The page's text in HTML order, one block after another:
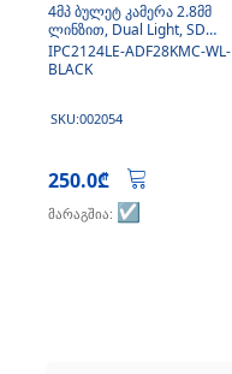
4მპ ბულეტ კამერა 2.8მმ
ლინზით, Dual Light, SD
ბარათით, მიკროფონი
IPC2124LE-ADF28KMC-WL-
BLACK
SKU:002054
250.0₾
მარაგშია: ☑️